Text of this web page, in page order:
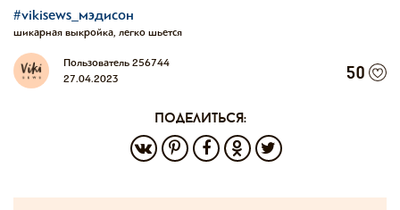
#vikisews_мэдисон
шикарная выкройка, легко шьется
Пользователь 256744
27.04.2023
50
поделиться: